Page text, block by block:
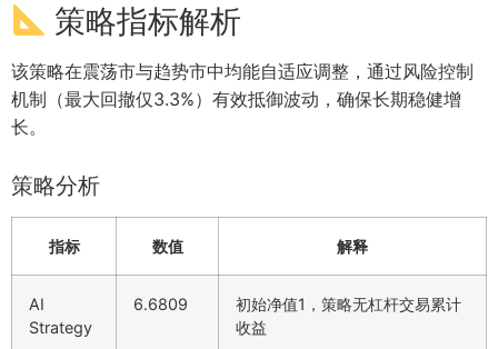
策略指标解析
该策略在震荡市与趋势市中均能自适应调整，通过风险控制
机制（最大回撤仅3.3%）有效抵御波动，确保长期稳健增
长。
策略分析
指标 数值 解释
AI
Strategy
6.6809
初始净值1，策略无杠杆交易累计
收益